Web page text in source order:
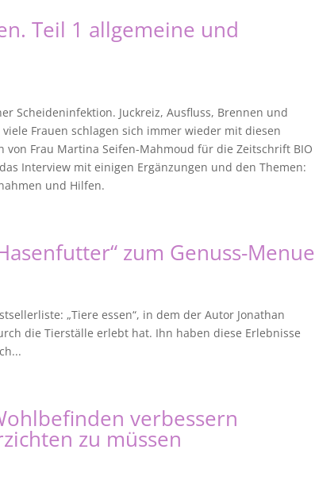
Teil 1 allgemeine und
Scheideninfektion. Juckreiz, Ausfluss, Brennen und
Frauen schlagen sich immer wieder mit diesen
Frau Martina Seifen-Mahmoud für die Zeitschrift BIO
Interview mit einigen Ergänzungen und den Themen:
und Hilfen.
zum Genuss-Menue
„Tiere essen“, in dem der Autor Jonathan
die Tierställe erlebt hat. Ihn haben diese Erlebnisse
verbessern
zu müssen